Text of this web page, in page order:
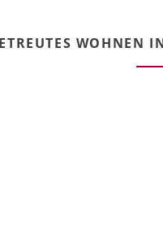
WOHNEN